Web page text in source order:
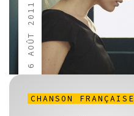
6 AOÛT 2011
CHANSON FRANÇAISE